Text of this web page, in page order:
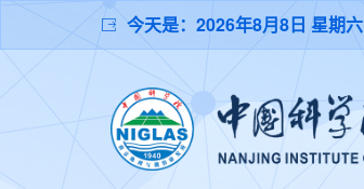
今天是： 2026年8月8日 星期六